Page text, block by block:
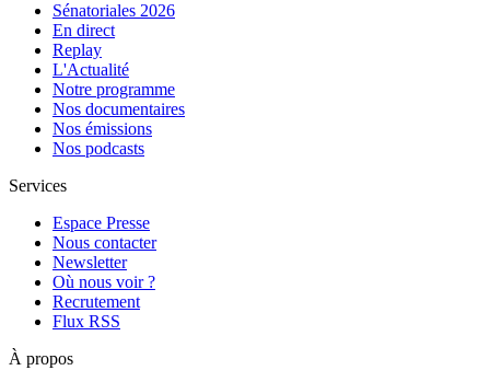
Sénatoriales 2026
En direct
Replay
L'Actualité
Notre programme
Nos documentaires
Nos émissions
Nos podcasts
Services
Espace Presse
Nous contacter
Newsletter
Où nous voir ?
Recrutement
Flux RSS
À propos